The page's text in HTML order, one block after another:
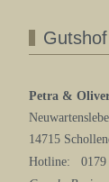
Petra &
14715
Hotline: 0179